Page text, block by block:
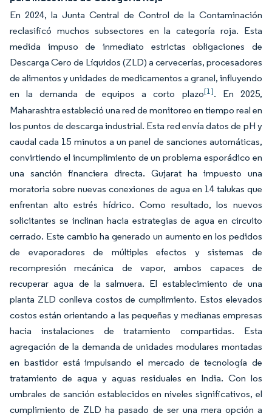
En 2024, la Junta Central de Control de la Contaminación
reclasificó muchos subsectores en la categoría roja. Esta
medida impuso de inmediato estrictas obligaciones de
Descarga Cero de Líquidos (ZLD) a cervecerías, procesadores
de alimentos y unidades de medicamentos a granel, influyendo
en la demanda de equipos a corto plazo[1]. En 2025,
Maharashtra estableció una red de monitoreo en tiempo real en
los puntos de descarga industrial. Esta red envía datos de pH y
caudal cada 15 minutos a un panel de sanciones automáticas,
convirtiendo el incumplimiento de un problema esporádico en
una sanción financiera directa. Gujarat ha impuesto una
moratoria sobre nuevas conexiones de agua en 14 talukas que
enfrentan alto estrés hídrico. Como resultado, los nuevos
solicitantes se inclinan hacia estrategias de agua en circuito
cerrado. Este cambio ha generado un aumento en los pedidos
de evaporadores de múltiples efectos y sistemas de
recompresión mecánica de vapor, ambos capaces de
recuperar agua de la salmuera. El establecimiento de una
planta ZLD conlleva costos de cumplimiento. Estos elevados
costos están orientando a las pequeñas y medianas empresas
hacia instalaciones de tratamiento compartidas. Esta
agregación de la demanda de unidades modulares montadas
en bastidor está impulsando el mercado de tecnología de
tratamiento de agua y aguas residuales en India. Con los
umbrales de sanción establecidos en niveles significativos, el
cumplimiento de ZLD ha pasado de ser una mera opción a